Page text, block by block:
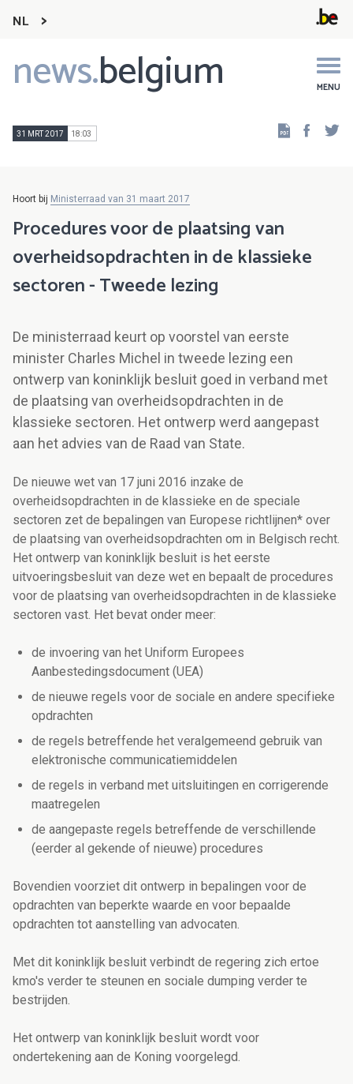
NL
news.belgium MENU
Main
navigation
31 MRT 2017 18:03
Hoort bij Ministerraad van 31 maart 2017
Procedures voor de plaatsing van
overheidsopdrachten in de klassieke
sectoren - Tweede lezing
De ministerraad keurt op voorstel van eerste
minister Charles Michel in tweede lezing een
ontwerp van koninklijk besluit goed in verband met
de plaatsing van overheidsopdrachten in de
klassieke sectoren. Het ontwerp werd aangepast
aan het advies van de Raad van State.
De nieuwe wet van 17 juni 2016 inzake de
overheidsopdrachten in de klassieke en de speciale
sectoren zet de bepalingen van Europese richtlijnen* over
de plaatsing van overheidsopdrachten om in Belgisch recht.
Het ontwerp van koninklijk besluit is het eerste
uitvoeringsbesluit van deze wet en bepaalt de procedures
voor de plaatsing van overheidsopdrachten in de klassieke
sectoren vast. Het bevat onder meer:
de invoering van het Uniform Europees
Aanbestedingsdocument (UEA)
de nieuwe regels voor de sociale en andere specifieke
opdrachten
de regels betreffende het veralgemeend gebruik van
elektronische communicatiemiddelen
de regels in verband met uitsluitingen en corrigerende
maatregelen
de aangepaste regels betreffende de verschillende
(eerder al gekende of nieuwe) procedures
Bovendien voorziet dit ontwerp in bepalingen voor de
opdrachten van beperkte waarde en voor bepaalde
opdrachten tot aanstelling van advocaten.
Met dit koninklijk besluit verbindt de regering zich ertoe
kmo's verder te steunen en sociale dumping verder te
bestrijden.
Het ontwerp van koninklijk besluit wordt voor
ondertekening aan de Koning voorgelegd.